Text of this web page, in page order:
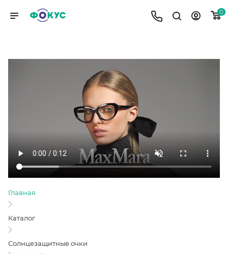
0
Главная
Каталог
Солнцезащитные очки